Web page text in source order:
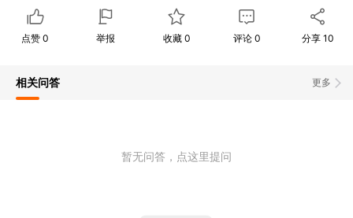
点赞0 举报 收藏 0 评论0 分享 10
更多
相关问答
暂无问答，点这里提问